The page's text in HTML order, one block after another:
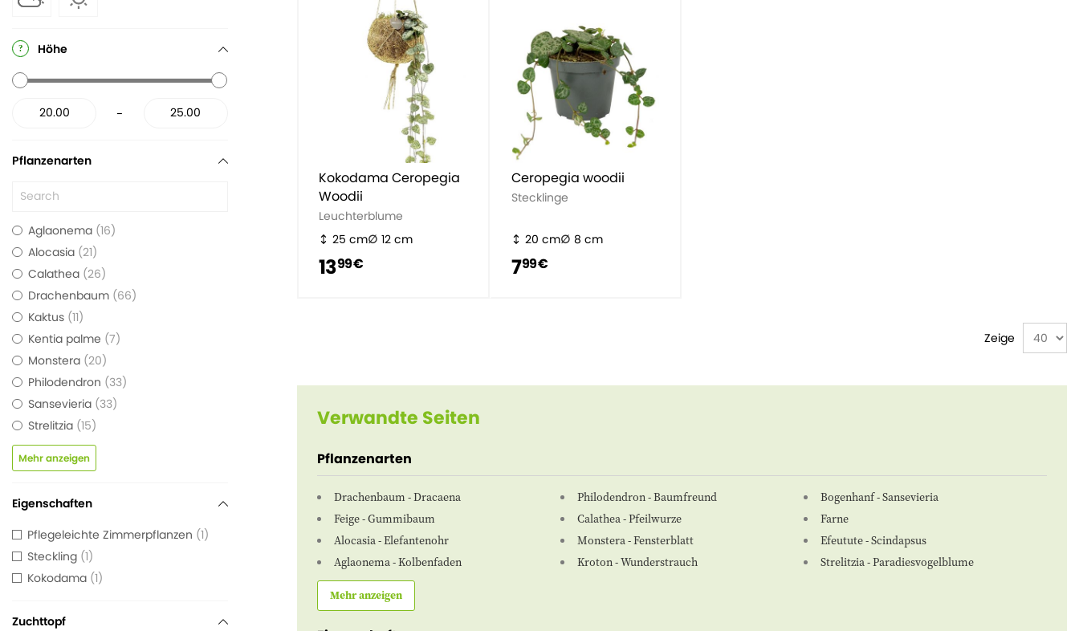
Kokodama Ceropegia
Woodii
Leuchterblume
25 cm
12 cm
1399 €
Ceropegia woodii
Stecklinge
20 cm 8 cm
799 €
Zeige
Verwandte Seiten
Pflanzenarten
Drachenbaum - Dracaena Philodendron - Baumfreund
Bogenhanf - Sansevieria
Feige - Gummibaum
Calathea - Pfeilwurze
Farne
Alocasia - Elefantenohr
Monstera - Fensterblatt
Efeutute - Scindapsus
Aglaonema - Kolbenfaden
Kroton - Wunderstrauch Strelitzia - Paradiesvogelblume
Mehr anzeigen
Höhe
-
Pflanzenarten
Aglaonema 16
Alocasia 21
Calathea 26
Drachenbaum 66
Kaktus 11
Kentia palme 7
Monstera 20
Philodendron 33
Sansevieria 33
Strelitzia 15
Mehr anzeigen
Eigenschaften
Pflegeleichte Zimmerpflanzen 1
Steckling 1
Kokodama 1
Zuchttopf